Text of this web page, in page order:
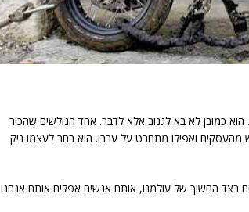
גנב. הוא כמובן לא בא לגנוב אלא לדבר. אחד הגולשים שהכיר
ואפילו מתחרט על עברו. הוא בחר לעצמו ניק
בצד החשוך של עולמנו, אותם אנשים אפלים אותם אנחנו